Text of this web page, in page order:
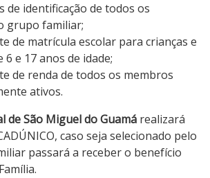
de identificação de todos os
grupo familiar;
de matrícula escolar para crianças e
e 17 anos de idade;
de renda de todos os membros
ativos.
de São Miguel do Guamá realizará
caso seja selecionado pelo
passará a receber o benefício